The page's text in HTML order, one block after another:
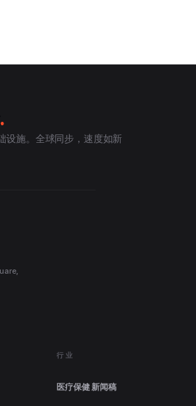
.
设施。全球同步，速度如新
行业
医疗保健 新闻稿